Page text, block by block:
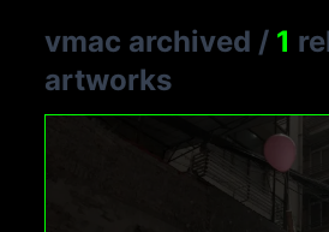
vmac archived / 1
artworks